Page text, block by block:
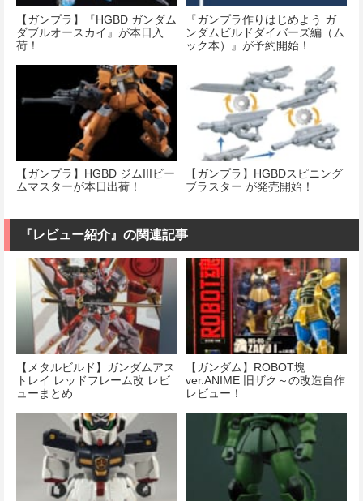
【ガンプラ】『HGBD ガンダム
ダブルオースカイ』が本日入
荷！
『ガンプラ作りはじめよう ガ
ンダムビルドダイバーズ編（ム
ック本）』が予約開始！
【ガンプラ】HGBD ジムIIIビー
ムマスターが本日出荷！
【ガンプラ】HGBDスピニング
ブラスター が発売開始！
『レビュー紹介』の関連記事
【メタルビルド】ガンダムアス
トレイ レッドフレーム改 レビ
ューまとめ
【ガンダム】ROBOT塊
ver.ANIME 旧ザク～の改造自作
レビュー！